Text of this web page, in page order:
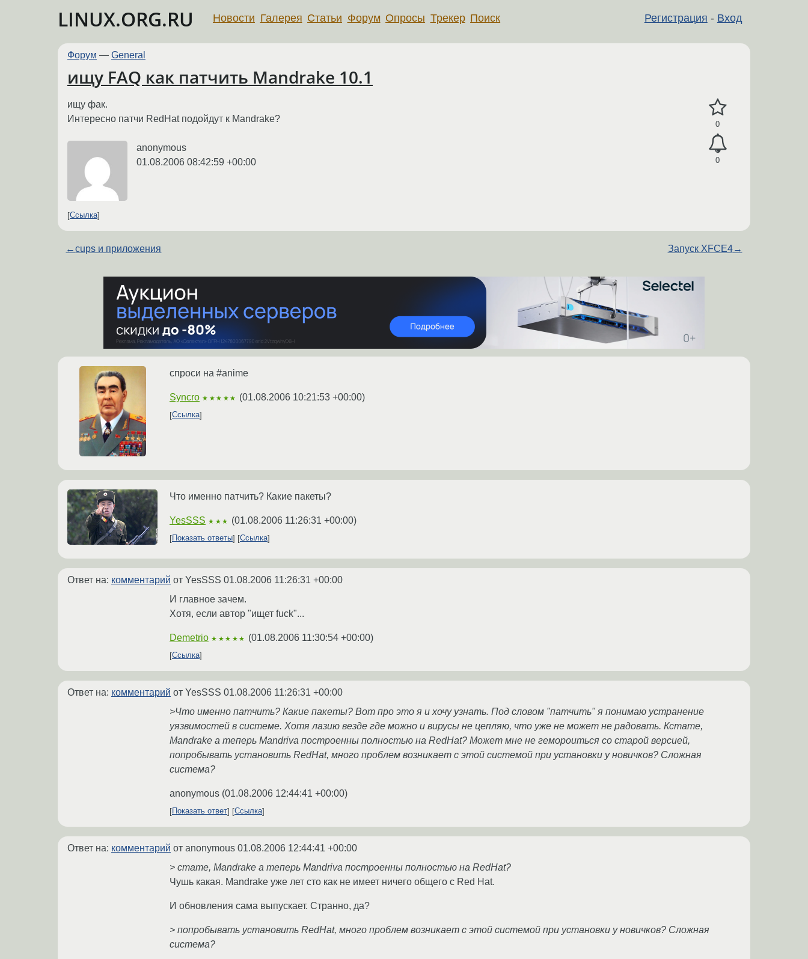
LINUX.ORG.RU Регистрация - Вход
Новости Галерея Статьи Форум Опросы Трекер Поиск
Форум — General
ищу FAQ как патчить Mandrake 10.1
0
0
ищу фак.
Интересно патчи RedHat подойдут к Mandrake?
anonymous
01.08.2006 08:42:59 +00:00
Ссылка
←cups и приложения Запуск XFCE4→
спроси на #anime
Syncro ★★★★★ (01.08.2006 10:21:53 +00:00)
Ссылка
Что именно патчить? Какие пакеты?
YesSSS ★★★ (01.08.2006 11:26:31 +00:00)
Показать ответы Ссылка
Ответ на: комментарий от YesSSS 01.08.2006 11:26:31 +00:00
И главное зачем.
Хотя, если автор "ищет fuck"...
Demetrio ★★★★★ (01.08.2006 11:30:54 +00:00)
Ссылка
Ответ на: комментарий от YesSSS 01.08.2006 11:26:31 +00:00
>Что именно патчить? Какие пакеты? Вот про это я и хочу узнать. Под словом "патчить" я понимаю устранение
уязвимостей в системе. Хотя лазию везде где можно и вирусы не цепляю, что уже не может не радовать. Кстате,
Mandrake а теперь Mandriva построенны полностью на RedHat? Может мне не гемороиться со старой версией,
попробывать установить RedHat, много проблем возникает с этой системой при установки у новичков? Сложная
система?
anonymous (01.08.2006 12:44:41 +00:00)
Показать ответ Ссылка
Ответ на: комментарий от anonymous 01.08.2006 12:44:41 +00:00
> стате, Mandrake а теперь Mandriva построенны полностью на RedHat?
Чушь какая. Mandrake уже лет сто как не имеет ничего общего с Red Hat.
И обновления сама выпускает. Странно, да?
> попробывать установить RedHat, много проблем возникает с этой системой при установки у новичков? Сложная
система?